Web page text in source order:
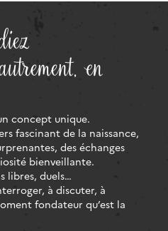
en
concept unique.
fascinant de la naissance,
des échanges
bienveillante.
libres, duels…
à discuter, à
fondateur qu’est la